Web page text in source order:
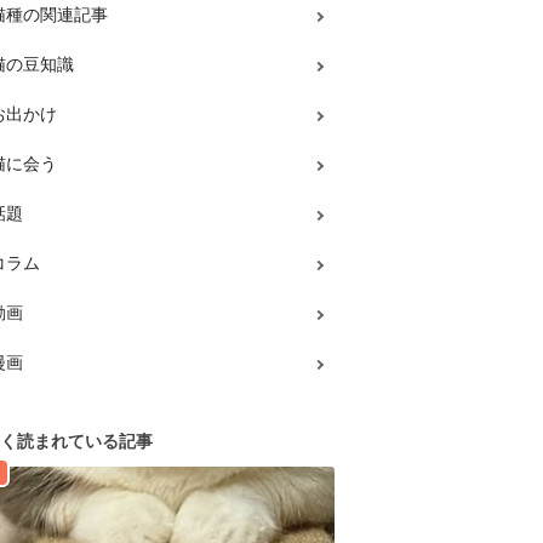
種の関連記事
の豆知識
出かけ
に会う
題
ラム
画
画
読まれている記事